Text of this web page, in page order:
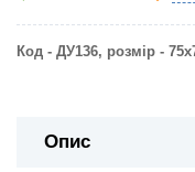
Код - ДУ136, розмір -
Опис